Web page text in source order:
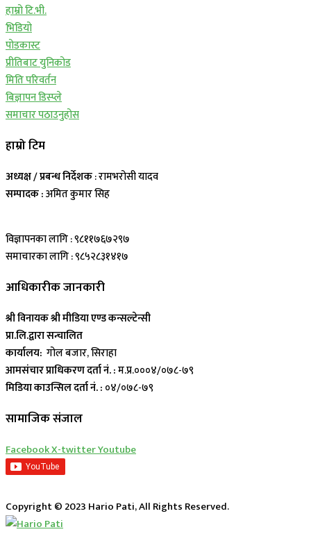
हाम्रो टि.भी.
भिडियो
पोडकास्ट
प्रीतिबाट युनिकोड
मिति परिवर्तन
बिज्ञापन डिस्प्ले
समाचार पठाउनुहोस
हाम्रो टिम
अध्यक्ष / प्रबन्ध निर्देशक: रामभरोसी यादव
सम्पादक :अमित कुमार सिह
विज्ञापनका लागि : ९८११७६७२९७
समाचारका लागि : ९८५२८३१४१७
आधिकारीक जानकारी
श्री विनायक श्री मीडिया एण्ड कन्सल्टेन्सी
प्रा.लि.द्वारा सन्चालित
कार्यालय: गोल बजार, सिराहा
आमसंचार प्राधिकरण दर्ता नं. :म.प्र.०००४/०७८-७९
मिडिया काउन्सिल दर्ता नं. : ०४/०७८-७९
सामाजिक संजाल
FacebookX-twitterYoutube
Copyright © 2023 Hario Pati, All Rights Reserved.